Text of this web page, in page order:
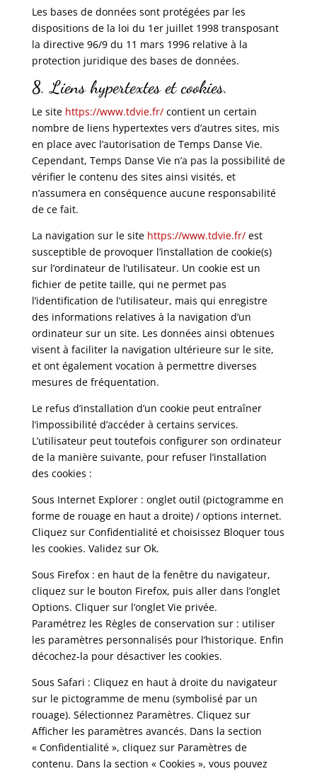
Les bases de données sont protégées par les
dispositions de la loi du 1er juillet 1998 transposant
la directive 96/9 du 11 mars 1996 relative à la
protection juridique des bases de données.
8. Liens hypertextes et cookies.
Le site https://www.tdvie.fr/contient un certain
nombre de liens hypertextes vers d’autres sites, mis
en place avec l’autorisation de Temps Danse Vie.
Cependant, Temps Danse Vie n’a pas la possibilité de
vérifier le contenu des sites ainsi visités, et
n’assumera en conséquence aucune responsabilité
de ce fait.
La navigation sur le site https://www.tdvie.fr/est
susceptible de provoquer l’installation de cookie(s)
sur l’ordinateur de l’utilisateur. Un cookie est un
fichier de petite taille, qui ne permet pas
l’identification de l’utilisateur, mais qui enregistre
des informations relatives à la navigation d’un
ordinateur sur un site. Les données ainsi obtenues
visent à faciliter la navigation ultérieure sur le site,
et ont également vocation à permettre diverses
mesures de fréquentation.
Le refus d’installation d’un cookie peut entraîner
l’impossibilité d’accéder à certains services.
L’utilisateur peut toutefois configurer son ordinateur
de la manière suivante, pour refuser l’installation
des cookies :
Sous Internet Explorer : onglet outil (pictogramme en
forme de rouage en haut a droite) / options internet.
Cliquez sur Confidentialité et choisissez Bloquer tous
les cookies. Validez sur Ok.
Sous Firefox : en haut de la fenêtre du navigateur,
cliquez sur le bouton Firefox, puis aller dans l’onglet
Options. Cliquer sur l’onglet Vie privée.
Paramétrez les Règles de conservation sur : utiliser
les paramètres personnalisés pour l’historique. Enfin
décochez-la pour désactiver les cookies.
Sous Safari : Cliquez en haut à droite du navigateur
sur le pictogramme de menu (symbolisé par un
rouage). Sélectionnez Paramètres. Cliquez sur
Afficher les paramètres avancés. Dans la section
« Confidentialité », cliquez sur Paramètres de
contenu. Dans la section « Cookies », vous pouvez